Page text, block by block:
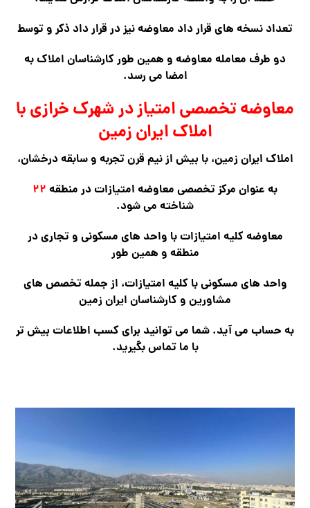
تعداد نسخه های قرار داد معاوضه نیز در قرار داد ذکر و توسط
دو طرف معامله معاوضه و همین طور کارشناسان املاک به
امضا می رسد.
معاوضه تخصصی امتیاز در شهرک خرازی با
املاک ایران زمین
املاک ایران زمین، با بیش از نیم قرن تجربه و سابقه درخشان،
به عنوان مرکز تخصصی معاوضه امتیازات در منطقه ۲۲
شناخته می شود.
معاوضه کلیه امتیازات با واحد های مسکونی و تجاری در
منطقه و همین طور
واحد های مسکونی با کلیه امتیازات، از جمله تخصص های
مشاورین و کارشناسان ایران زمین
به حساب می آید. شما می توانید برای کسب اطلاعات بیش تر
با ما تماس بگیرید.